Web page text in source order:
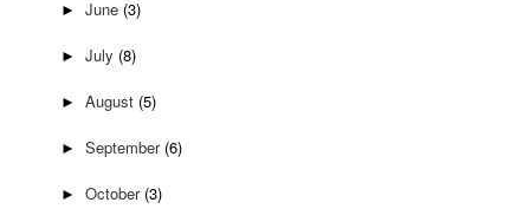
► June (3)
► July (8)
► August (5)
► September (6)
► October (3)